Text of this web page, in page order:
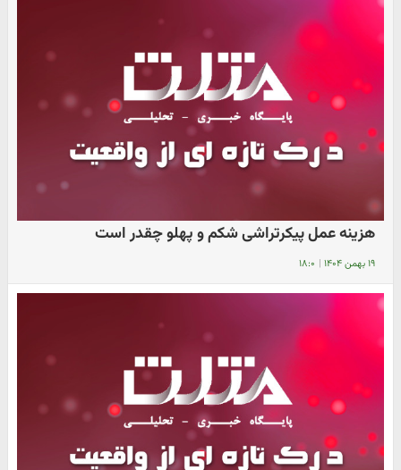
هزینه عمل پیکرتراشی شکم و پهلو چقدر است
۱۹ بهمن ۱۴۰۴ | ۱۸:۰